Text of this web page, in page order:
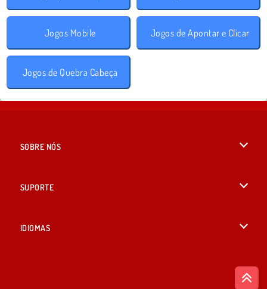
Jogos Mobile Jogos de Apontar e Clicar
Jogos de Quebra Cabeça
SOBRE NÓS
SUPORTE
IDIOMAS